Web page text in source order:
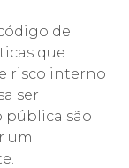
de
que
risco interno
ser
pública são
um